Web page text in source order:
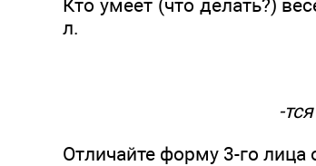
Кто умеет (что делать?)
л.
-
Отличайте форму 3-го